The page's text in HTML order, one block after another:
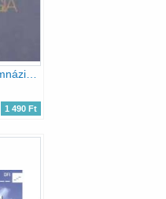
Biológia 12. a gimnáziumok számára
1 490 Ft